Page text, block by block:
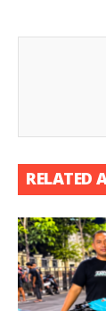
RELATED